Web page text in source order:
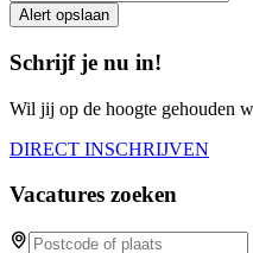
Alert opslaan
Schrijf je nu in!
Wil jij op de hoogte gehouden
DIRECT INSCHRIJVEN
Vacatures zoeken